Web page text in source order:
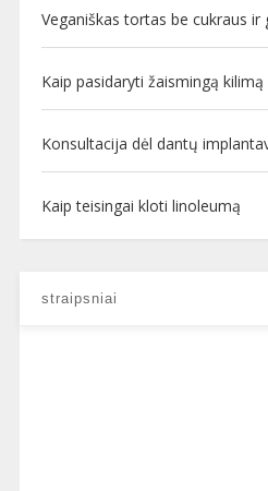
Veganiškas tortas be cukraus ir
Kaip pasidaryti žaismingą kilimą
Konsultacija dėl dantų
Kaip teisingai kloti linoleumą
straipsniai